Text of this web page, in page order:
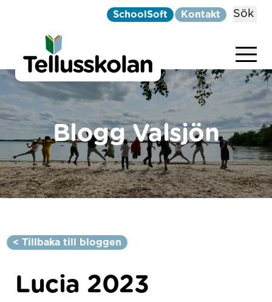
SchoolSoft Kontakt Sök
Hoppa till innehåll
Telluskolan
Blogg Valsjön
< Tillbaka till bloggen
Lucia 2023